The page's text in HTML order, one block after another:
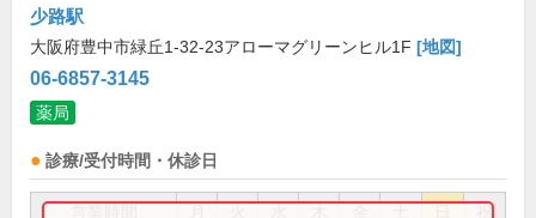
少路駅
大阪府豊中市緑丘1-32-23アローマグリーンヒル1F [地図]
06-6857-3145
薬局
診療/受付時間・休診日
祝